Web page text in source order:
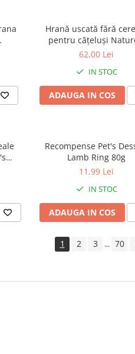
Hrană uscată fără
pentru cățeluși
Protection Superior Care
Small & Mini Breeds,
1.5kg
62,00 Lei
IN STOC
ADAUGA IN COS
Recompense Pet's
Lamb Ring 80g
11,99 Lei
IN STOC
ADAUGA IN COS
1 2 3 ... 70